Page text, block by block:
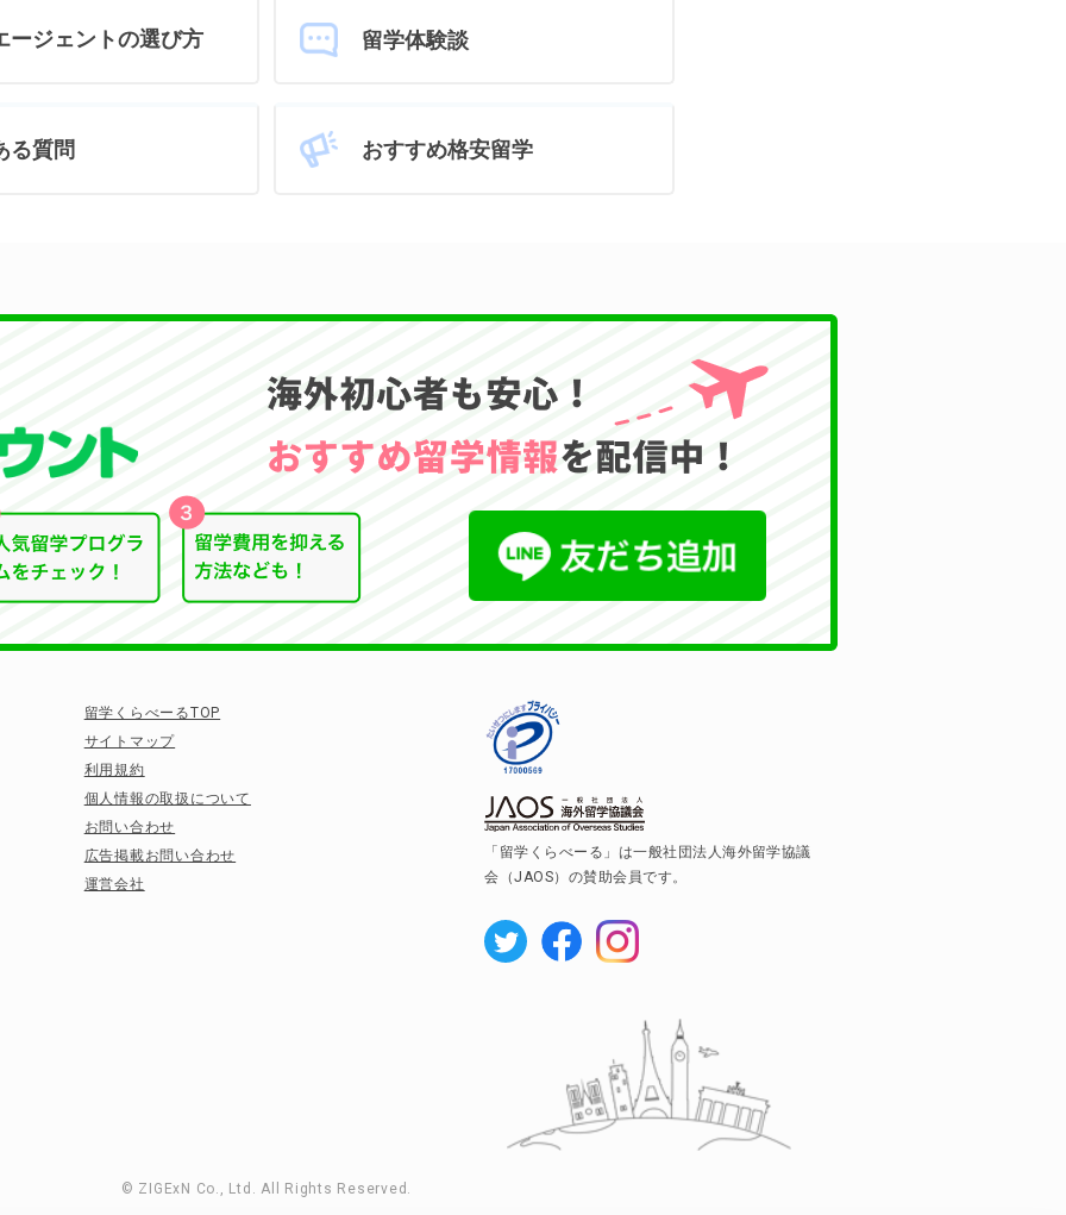
ージェントの選び方 留学体験談
る質問 おすすめ格安留学
留学くらべーるTOP
サイトマップ
利用規約
個人情報の取扱について
お問い合わせ
広告掲載お問い合わせ
運営会社
「留学くらべーる」は一般社団法人海外留学協議
会（JAOS）の賛助会員です。
© ZIGExN Co., Ltd. All Rights Reserved.